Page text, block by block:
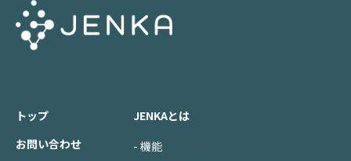
トップ
お問い合わせ
JENKAとは
- 機能